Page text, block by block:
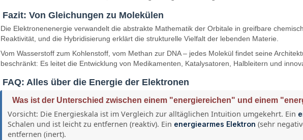
Fazit: Von Gleichungen zu Molekülen
Die Elektronenenergie verwandelt die abstrakte Mathematik der Orbitale in greifbare
Reaktivität, und die Hybridisierung erklärt die strukturelle Vielfalt der lebenden Materie.
Vom Wasserstoff zum Kohlenstoff, vom Methan zur DNA – jedes Molekül findet seine
beschränkt: Es leitet die Entwicklung von Medikamenten, Katalysatoren, Halbleitern und
FAQ: Alles über die Energie der Elektronen
Was ist der Unterschied zwischen einem "energiereichen" und einem
Vorsicht: Die Energieskala ist im Vergleich zur alltäglichen Intuition umgekehrt. Ein
Schalen und ist leicht zu entfernen (reaktiv). Ein energiearmes Elektron (sehr
entfernen (inert).